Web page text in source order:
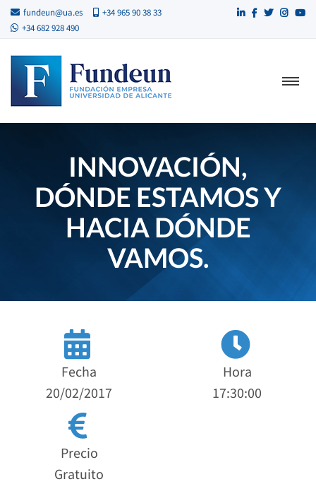
fundeun@ua.es
+34 965 90 38 33
+34 682 928 490
INNOVACIÓN,
DÓNDE ESTAMOS Y
HACIA DÓNDE
VAMOS.
Fecha
20/02/2017
Hora
17:30:00
Precio
Gratuito